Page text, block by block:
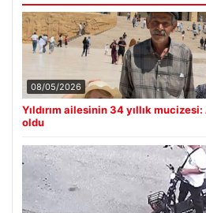
08/05/2026
Yıldırım ailesinin 34 yıllık
oldu